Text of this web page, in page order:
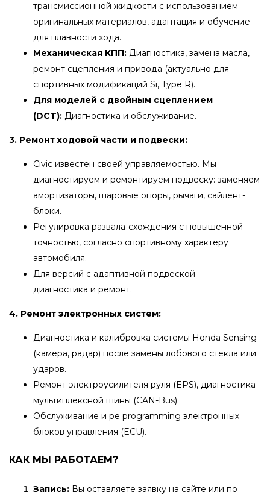
трансмиссионной жидкости с использованием
оригинальных материалов, адаптация и обучение
для плавности хода.
Механическая КПП: Диагностика, замена масла,
ремонт сцепления и привода (актуально для
спортивных модификаций Si, Type R).
Для моделей с двойным сцеплением
(DCT): Диагностика и обслуживание.
3. Ремонт ходовой части и подвески:
Civic известен своей управляемостью. Мы
диагностируем и ремонтируем подвеску: заменяем
амортизаторы, шаровые опоры, рычаги, сайлент-
блоки.
Регулировка развала-схождения с повышенной
точностью, согласно спортивному характеру
автомобиля.
Для версий с адаптивной подвеской —
диагностика и ремонт.
4. Ремонт электронных систем:
Диагностика и калибровка системы Honda Sensing
(камера, радар) после замены лобового стекла или
ударов.
Ремонт электроусилителя руля (EPS), диагностика
мультиплексной шины (CAN-Bus).
Обслуживание и ре programming электронных
блоков управления (ECU).
КАК МЫ РАБОТАЕМ?
Запись: Вы оставляете заявку на сайте или по